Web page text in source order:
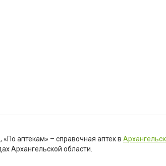
аптекам» – справочная аптек в
Архангельской области.